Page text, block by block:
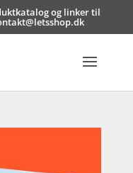
og linker til